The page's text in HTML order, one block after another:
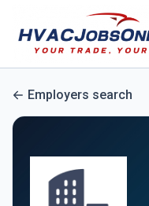
Employers search